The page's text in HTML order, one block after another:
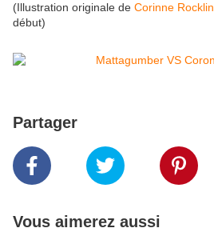
(Illustration originale de Corinne Rocklin
début)
Partager
Vous aimerez aussi